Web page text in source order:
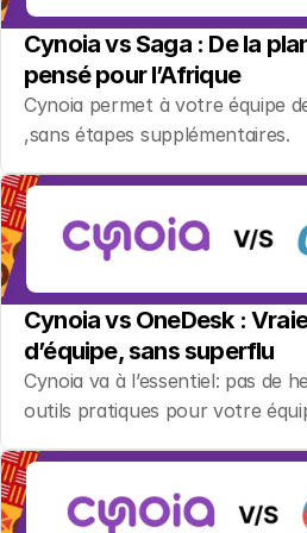
Cynoia vs Saga : De la
pensé pour l’Afrique
Cynoia permet à votre équipe
,sans étapes supplémentaires.
Cynoia vs OneDesk :
d’équipe, sans superflu
Cynoia va à l’essentiel: pas de
outils pratiques pour votre